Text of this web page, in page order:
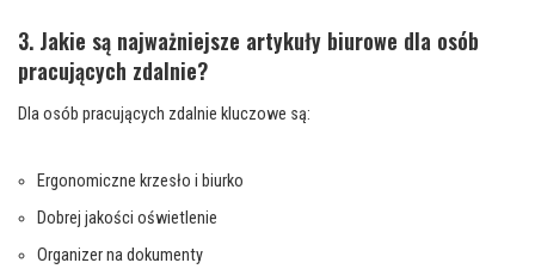
3. Jakie są najważniejsze artykuły biurowe dla osób
pracujących zdalnie?
Dla osób pracujących zdalnie kluczowe są:
Ergonomiczne krzesło i biurko
Dobrej jakości oświetlenie
Organizer na dokumenty